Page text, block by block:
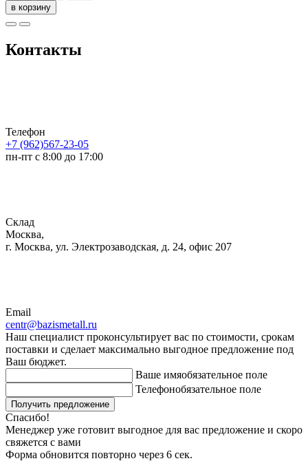
в корзину
Контакты
Телефон
+7 (962)567-23-05
пн-пт с 8:00 до 17:00
Склад
Москва,
г. Москва, ул. Электрозаводская, д. 24, офис 207
Email
centr@bazismetall.ru
Наш специалист проконсультирует вас по стоимости, срокам
поставки и сделает максимально выгодное предложение под
Ваш бюджет.
Ваше имяобязательное поле
Телефонобязательное поле
Получить предложение
Спасибо!
Менеджер уже готовит выгодное для вас предложение и скоро
свяжется с вами
Форма обновится повторно через 6 сек.